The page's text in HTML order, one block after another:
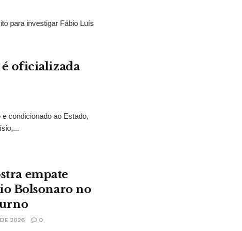
para investigar Fábio Luís
oficializada
condicionado ao Estado,
empate
Bolsonaro no
2026 0